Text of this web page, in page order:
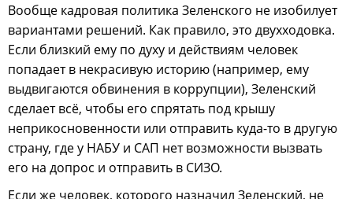
Вообще кадровая политика Зеленского не изобилует
вариантами решений. Как правило, это двухходовка.
Если близкий ему по духу и действиям человек
попадает в некрасивую историю (например, ему
выдвигаются обвинения в коррупции), Зеленский
сделает всё, чтобы его спрятать под крышу
неприкосновенности или отправить куда-то в другую
страну, где у НАБУ и САП нет возможности вызвать
его на допрос и отправить в СИЗО.
Если же человек, которого назначил Зеленский, не